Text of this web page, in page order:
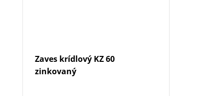
Zaves krídlový KZ 60
zinkovaný